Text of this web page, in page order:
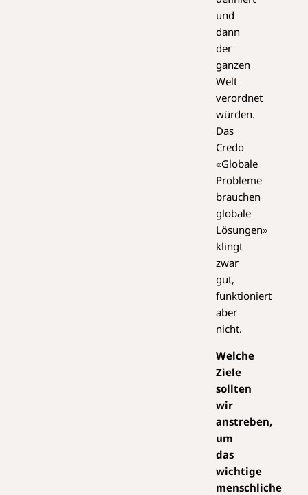
und
dann
der
ganzen
Welt
verordnet
würden.
Das
Credo
«Globale
Probleme
brauchen
globale
Lösungen»
klingt
zwar
gut,
funktioniert
aber
nicht.
Welche
Ziele
sollten
wir
anstreben,
um
das
wichtige
menschliche